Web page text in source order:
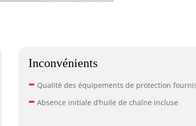
Inconvénients
– Qualité des équipements de protection
– Absence initiale d’huile de chaîne incluse